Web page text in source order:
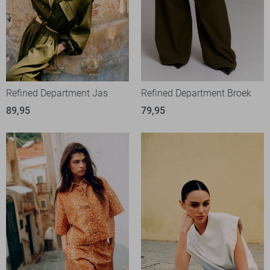
Refined Department Jas
89,95
Refined Department Broek
79,95